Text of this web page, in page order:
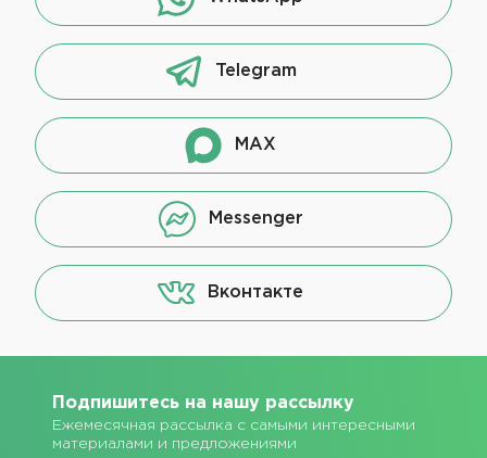
Telegram
MAX
Messenger
Вконтакте
Подпишитесь на нашу рассылку
Ежемесячная рассылка с самыми интересными
материалами и предложениями